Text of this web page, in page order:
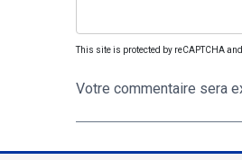
This site is protected by reCAPTCHA
Votre commentaire sera